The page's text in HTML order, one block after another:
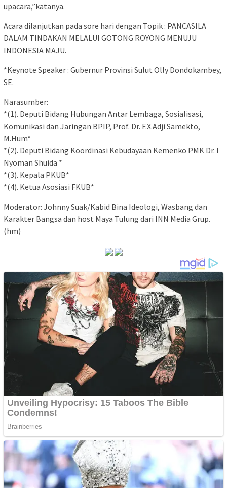
upacara,”katanya.
Acara dilanjutkan pada sore hari dengan Topik : PANCASILA
DALAM TINDAKAN MELALUI GOTONG ROYONG MENUJU
INDONESIA MAJU.
*Keynote Speaker : Gubernur Provinsi Sulut Olly Dondokambey,
SE.
Narasumber:
*(1). Deputi Bidang Hubungan Antar Lembaga, Sosialisasi,
Komunikasi dan Jaringan BPIP, Prof. Dr. F.X.Adji Samekto,
M.Hum*
*(2). Deputi Bidang Koordinasi Kebudayaan Kemenko PMK Dr. I
Nyoman Shuida *
*(3). Kepala PKUB*
*(4). Ketua Asosiasi FKUB*
Moderator: Johnny Suak/Kabid Bina Ideologi, Wasbang dan
Karakter Bangsa dan host Maya Tulung dari INN Media Grup.
(hm)